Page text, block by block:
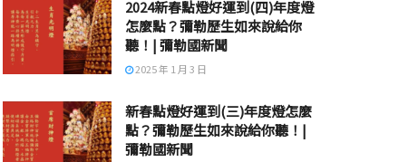
2024新春點燈好運到(四)年度燈
怎麼點？彌勒歷生如來說給你
聽！| 彌勒國新聞
2025 年 1 月 3 日
新春點燈好運到(三)年度燈怎麼
點？彌勒歷生如來說給你聽！|
彌勒國新聞